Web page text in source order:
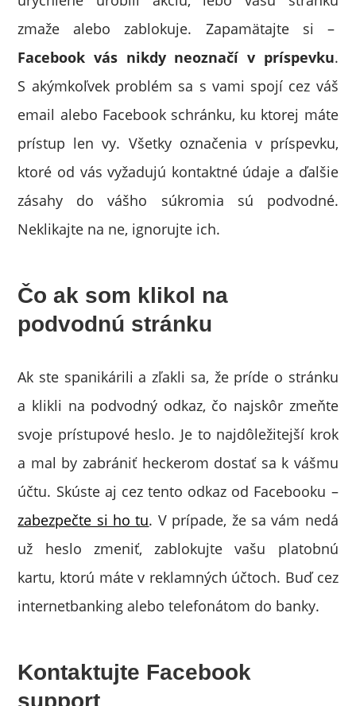
zmaže alebo zablokuje. Zapamätajte si –
Facebook vás nikdy neoznačí v príspevku.
S akýmkoľvek problém sa s vami spojí cez váš
email alebo Facebook schránku, ku ktorej máte
prístup len vy. Všetky označenia v príspevku,
ktoré od vás vyžadujú kontaktné údaje a ďalšie
zásahy do vášho súkromia sú podvodné.
Neklikajte na ne, ignorujte ich.
Čo ak som klikol na
podvodnú stránku
Ak ste spanikárili a zľakli sa, že príde o stránku
a klikli na podvodný odkaz, čo najskôr zmeňte
svoje prístupové heslo. Je to najdôležitejší krok
a mal by zabrániť heckerom dostať sa k vášmu
účtu. Skúste aj cez tento odkaz od Facebooku –
zabezpečte si ho tu. V prípade, že sa vám nedá
už heslo zmeniť, zablokujte vašu platobnú
kartu, ktorú máte v reklamných účtoch. Buď cez
internetbanking alebo telefonátom do banky.
Kontaktujte Facebook
support